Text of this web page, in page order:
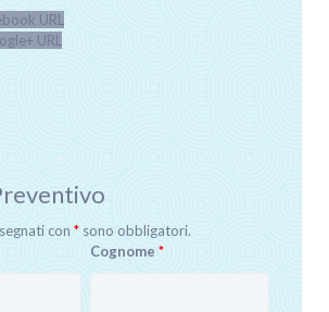
URL
URL
con * sono obbligatori.
Cognome*